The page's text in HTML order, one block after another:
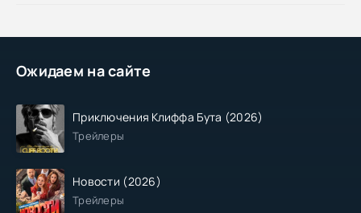
Ожидаем на сайте
Приключения Клиффа Бута (2026)
Трейлеры
Новости (2026)
Трейлеры